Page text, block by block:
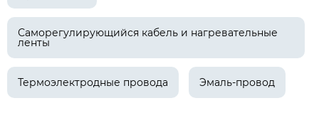
Саморегулирующийся кабель и нагревательные
ленты
Термоэлектродные провода Эмаль-провод